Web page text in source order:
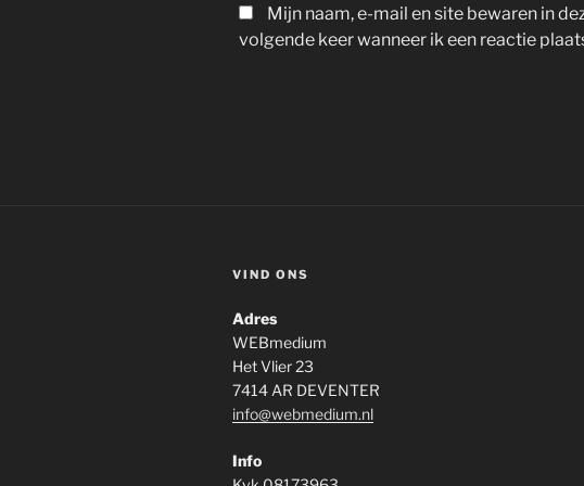
Mijn naam, e-mail en site bewaren in
volgende keer wanneer ik een reactie
VIND ONS
Adres
WEBmedium
Het Vlier 23
7414 AR DEVENTER
info@webmedium.nl
Info